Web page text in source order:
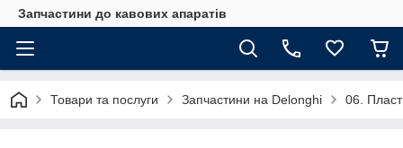
Запчастини до кавових апаратів
Товари та послуги Запчастини на Delonghi 06.